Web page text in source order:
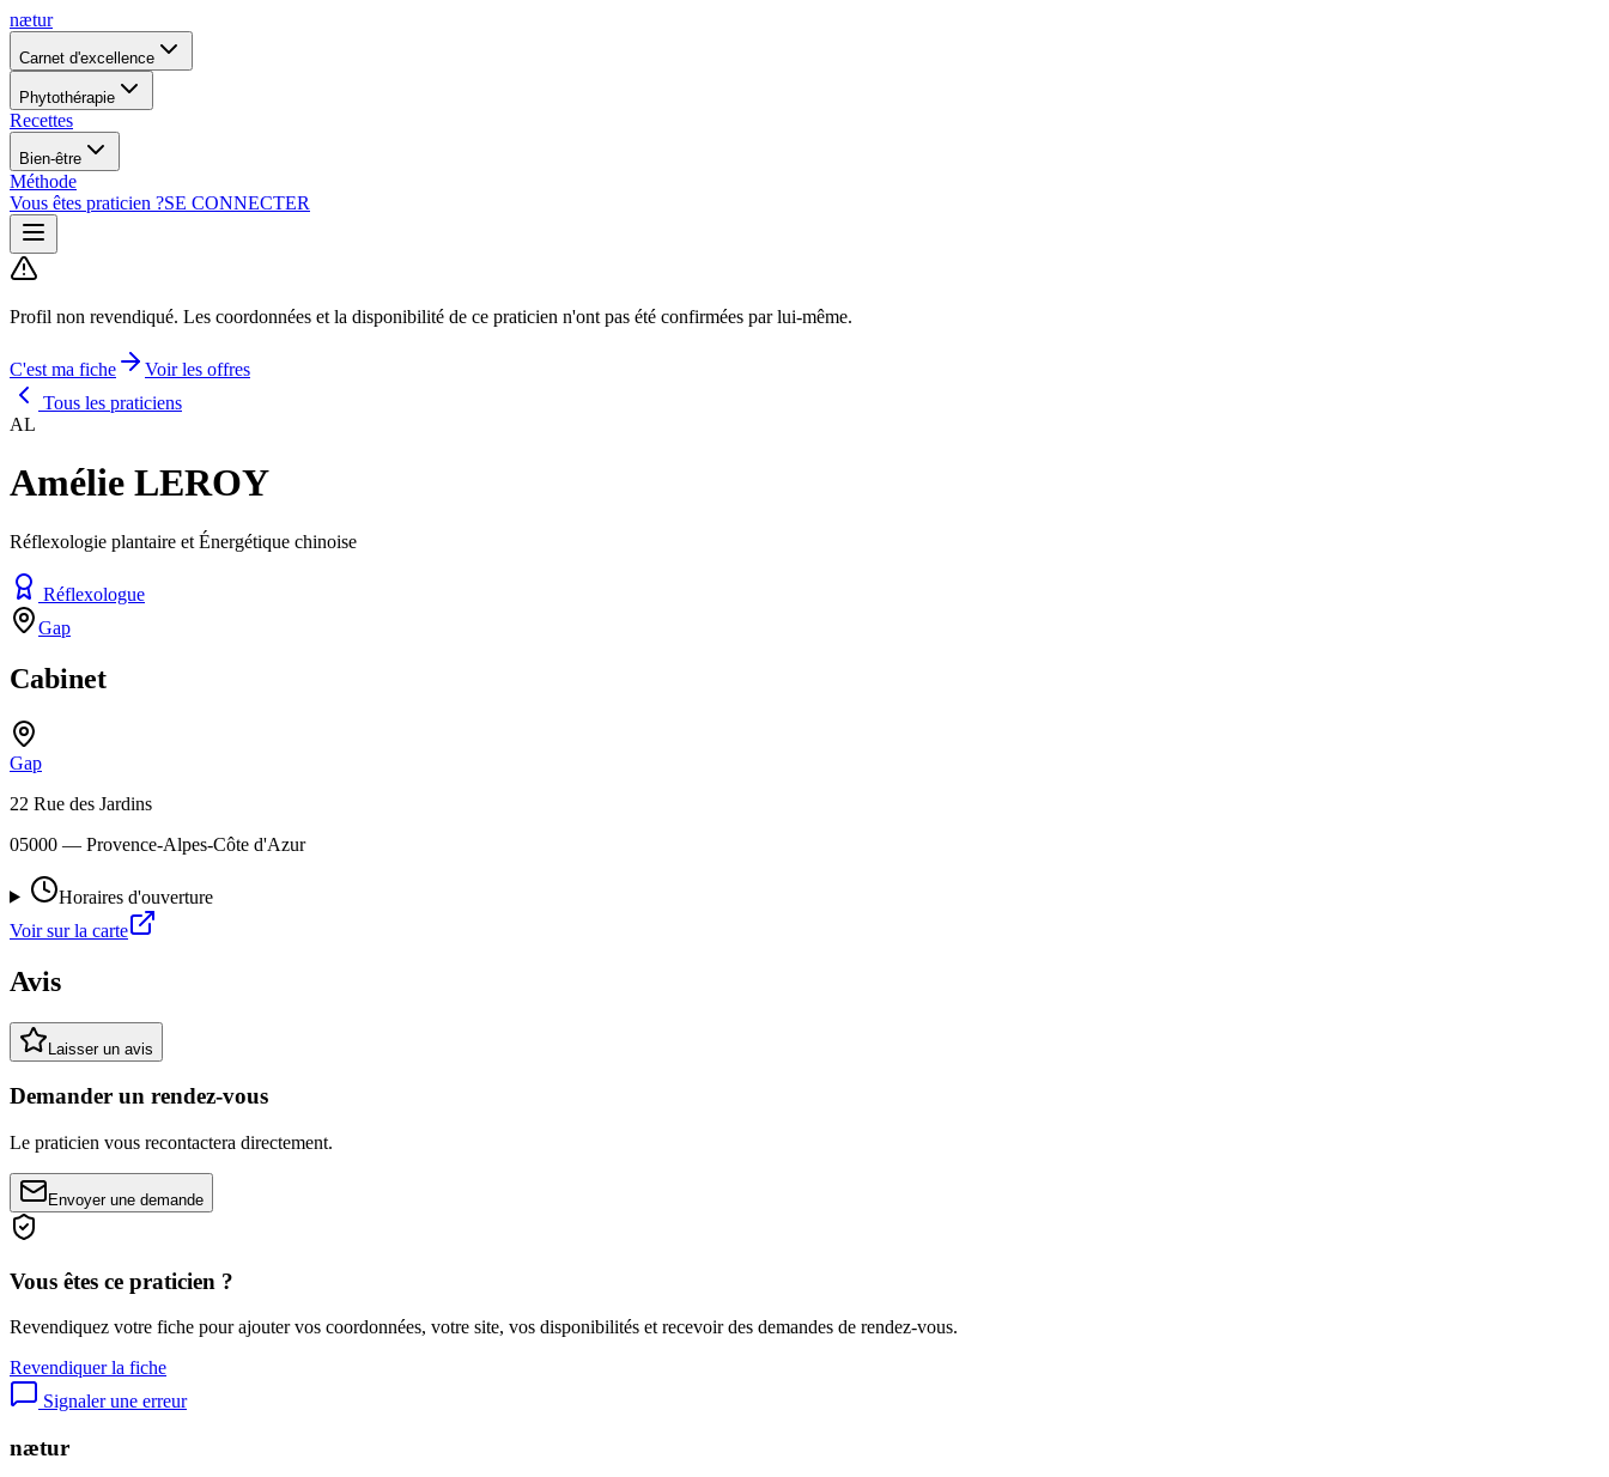
nætur
Carnet d'excellence
Phytothérapie
Recettes
Bien-être
Méthode
Vous êtes praticien ?SE CONNECTER
Profil non revendiqué. Les coordonnées et la disponibilité de ce praticien n'ont pas été confirmées par lui-même.
C'est ma fiche
Voir les offres
Tous les praticiens
AL
Amélie LEROY
Réflexologie plantaire et Énergétique chinoise
Réflexologue
Gap
Cabinet
Gap
22 Rue des Jardins
05000 — Provence-Alpes-Côte d'Azur
Horaires d'ouverture
Voir sur la carte
Avis
Laisser un avis
Demander un rendez-vous
Le praticien vous recontactera directement.
Envoyer une demande
Vous êtes ce praticien ?
Revendiquez votre fiche pour ajouter vos coordonnées, votre site, vos disponibilités et recevoir des demandes de rendez-vous.
Revendiquer la fiche
Signaler une erreur
nætur